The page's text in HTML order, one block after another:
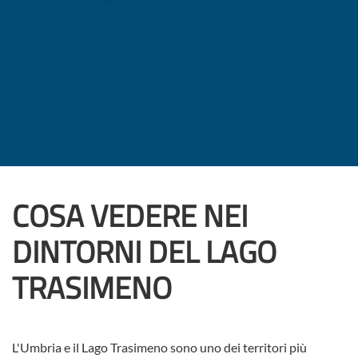
COSA VEDERE NEI
DINTORNI DEL LAGO
TRASIMENO
L'Umbria e il Lago Trasimeno sono uno dei territori più